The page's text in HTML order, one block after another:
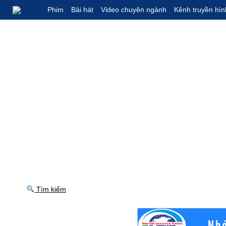
Phim Bài hát Video chuyên ngành Kênh truyền
Tìm kiếm